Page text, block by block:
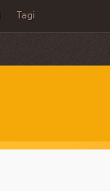
Tagi